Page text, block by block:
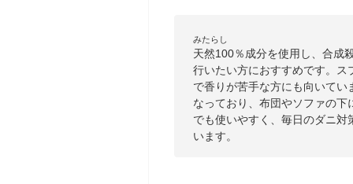
みたらし
天然100％成分を使用し、合成
行いたい方におすすめです。
で香りが苦手な方にも向いて
なっており、布団やソファの
でも使いやすく、毎日のダニ
います。